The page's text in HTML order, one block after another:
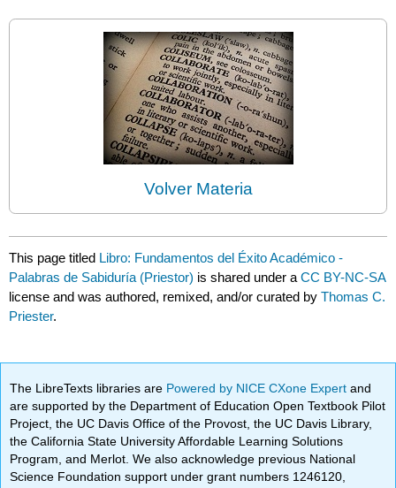
Volver Materia
This page titled Libro: Fundamentos del Éxito Académico -
Palabras de Sabiduría (Priestor) is shared under aCC BY-NC-SA
license and was authored, remixed, and/or curated byThomas C.
Priester.
The LibreTexts libraries are Powered by NICE CXone Expertand
are supported by the Department of Education Open Textbook Pilot
Project, the UC Davis Office of the Provost, the UC Davis Library,
the California State University Affordable Learning Solutions
Program, and Merlot. We also acknowledge previous National
Science Foundation support under grant numbers 1246120,